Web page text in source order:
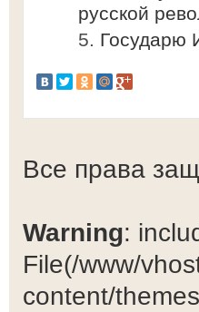
русской
Государю
Все права
Warning:
File(/www/
content/